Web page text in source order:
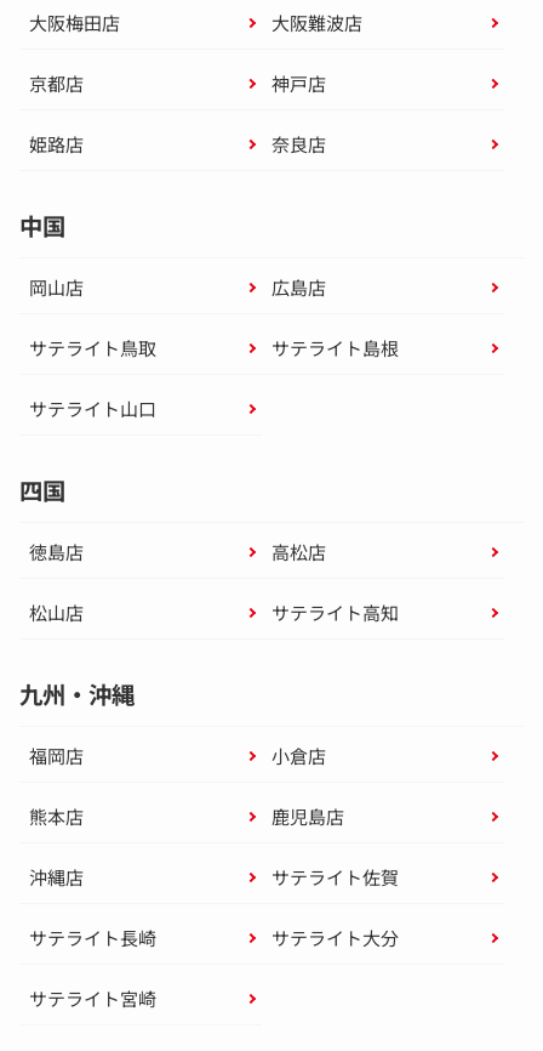
大阪梅田店 大阪難波店
京都店 神戸店
姫路店 奈良店
中国
岡山店 広島店
サテライト鳥取 サテライト島根
サテライト山口
四国
徳島店 高松店
松山店 サテライト高知
九州・沖縄
福岡店 小倉店
熊本店 鹿児島店
沖縄店 サテライト佐賀
サテライト長崎 サテライト大分
サテライト宮崎